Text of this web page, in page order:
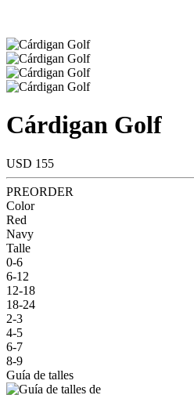
Cárdigan Golf
USD 155
PREORDER
Color
Red
Navy
Talle
0-6
6-12
12-18
18-24
2-3
4-5
6-7
8-9
Guía de talles